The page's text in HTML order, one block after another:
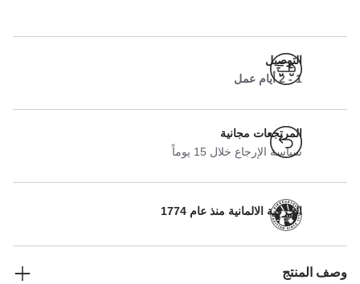
التوصيل
1 - 2 أيام عمل
المرتجعات مجانية
سياسة الإرجاع خلال 15 يوماً
الحرفية الالمانية منذ عام 1774
وصف المنتج